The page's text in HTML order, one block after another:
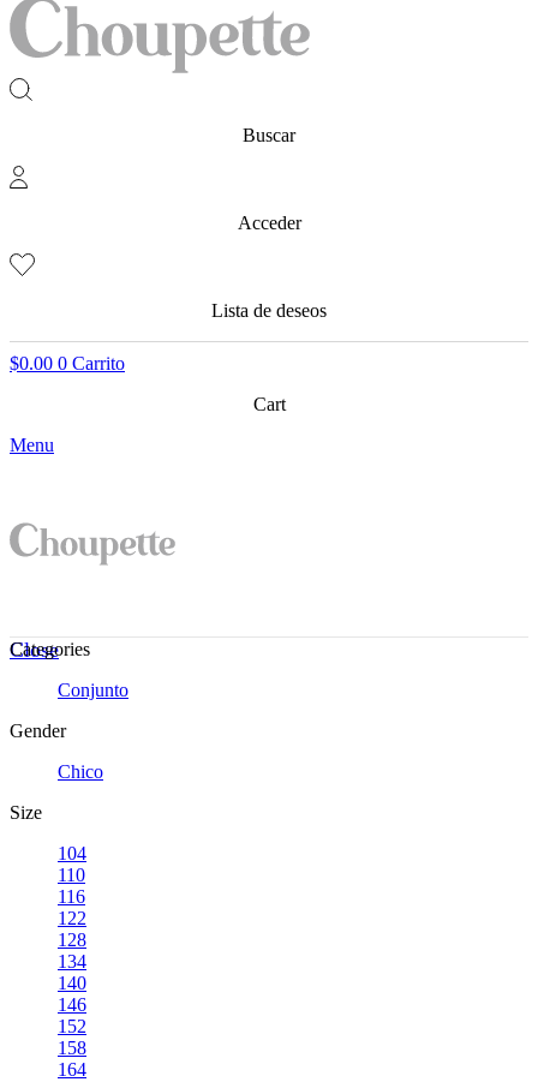
Buscar
Acceder
Lista de deseos
$0.00 0 Carrito
Cart
Menu
Close
Categories
Conjunto
Gender
Chico
Size
104
110
116
122
128
134
140
146
152
158
164